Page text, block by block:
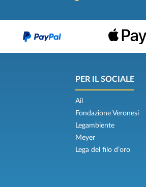
PER IL SOCIALE
Ail
Fondazione Veronesi
Legambiente
Meyer
Lega del filo d’oro